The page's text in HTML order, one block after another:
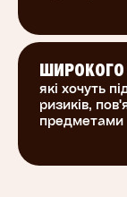
ШИРОКОГО
які хочуть
ризиків,
предметами